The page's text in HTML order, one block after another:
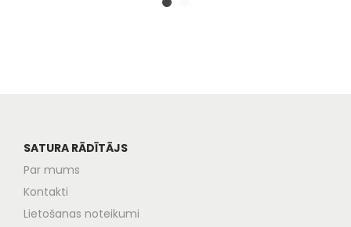
SATURA RĀDĪTĀJS
Par mums
Kontakti
Lietošanas noteikumi